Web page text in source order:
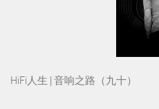
HiFi人生 | 音响之路（九十）